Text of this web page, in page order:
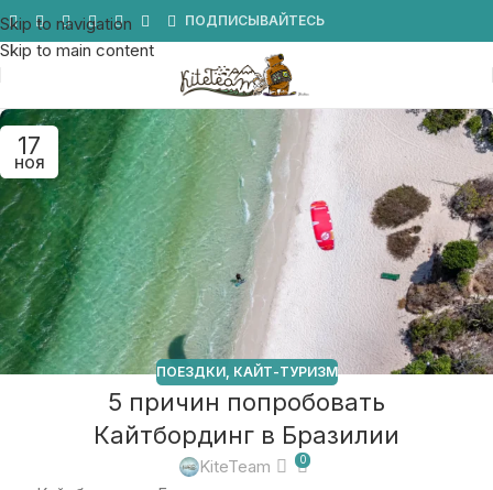
Skip to navigation
Skip to main content
ПОДПИСЫВАЙТЕСЬ
17
НОЯ
ПОЕЗДКИ, КАЙТ-ТУРИЗМ
5 причин попробовать
Кайтбординг в Бразилии
KiteTeam 0